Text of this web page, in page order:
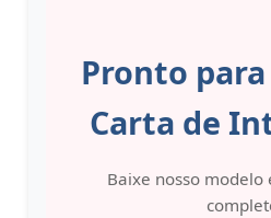
Pronto
Carta de
Baixe nosso modelo